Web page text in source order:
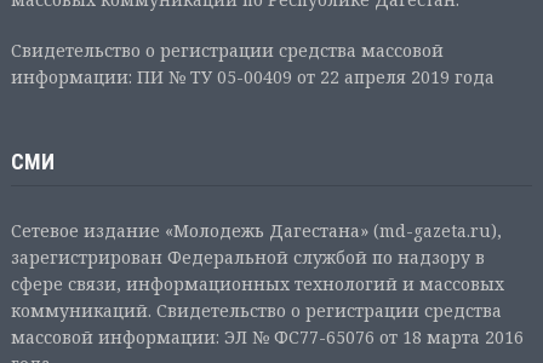
Свидетельство о регистрации средства массовой
информации: ПИ № ТУ 05-00409 от 22 апреля 2019 года
СМИ
Сетевое издание «Молодежь Дагестана» (md-gazeta.ru),
зарегистрирован Федеральной службой по надзору в
сфере связи, информационных технологий и массовых
коммуникаций. Свидетельство о регистрации средства
массовой информации: ЭЛ № ФС77-65076 от 18 марта 2016